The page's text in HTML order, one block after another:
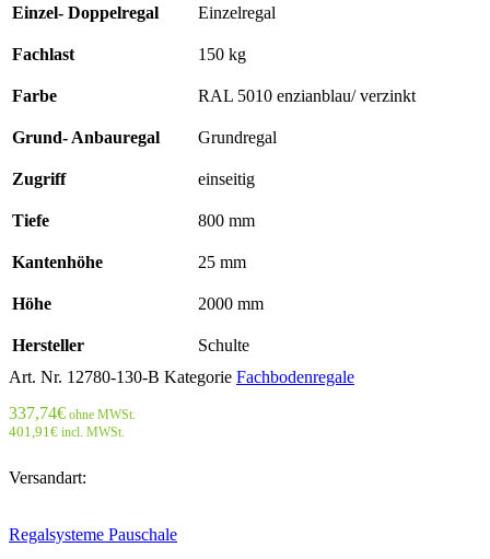
Einzel- Doppelregal Einzelregal
Fachlast 150 kg
Farbe RAL 5010 enzianblau/ verzinkt
Grund- Anbauregal Grundregal
Zugriff einseitig
Tiefe 800 mm
Kantenhöhe 25 mm
Höhe 2000 mm
Hersteller
Schulte
Art. Nr. 12780-130-B Kategorie Fachbodenregale
337,74€ ohne MWSt.
401,91 € incl. MWSt.
Versandart:
Regalsysteme Pauschale